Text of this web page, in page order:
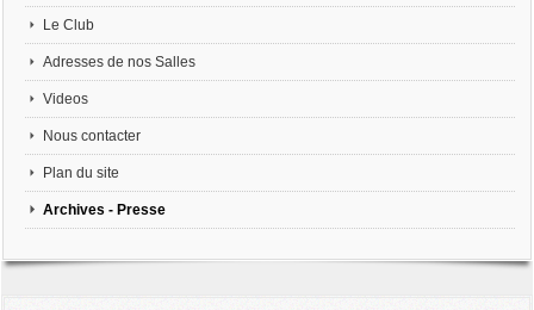
Le Club
Adresses de nos Salles
Videos
Nous contacter
Plan du site
Archives - Presse